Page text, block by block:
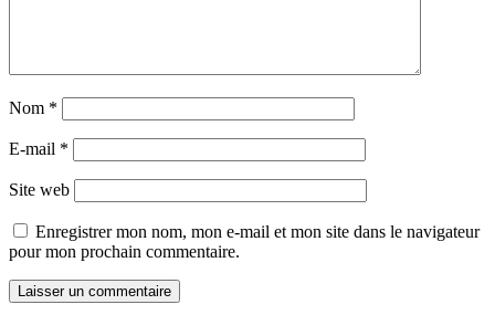
Nom *
E-mail *
Site web
Enregistrer mon nom, mon e-mail et mon site dans le navigateur
pour mon prochain commentaire.